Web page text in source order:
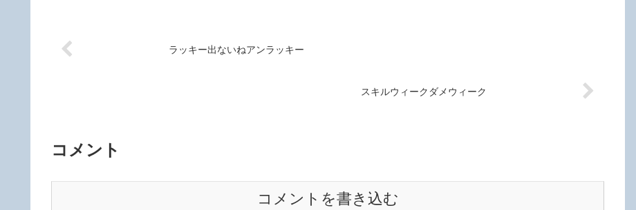
ラッキー出ないねアンラッキー
スキルウィークダメウィーク
コメント
コメントを書き込む